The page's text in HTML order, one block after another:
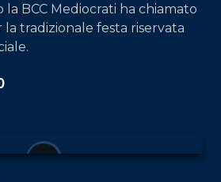
BCC Mediocrati ha chiamato
la tradizionale festa riservata